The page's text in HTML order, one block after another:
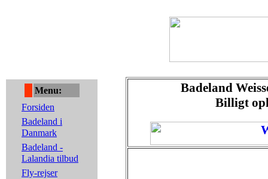
Menu:
Forsiden
Badeland i
Danmark
Badeland -
Lalandia tilbud
Fly-rejser
Badeland
Billigt